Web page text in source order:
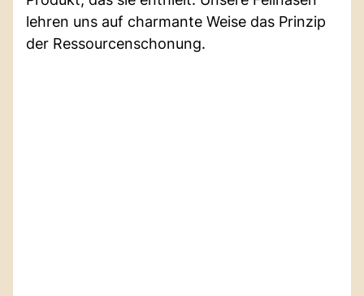
lehren uns auf charmante Weise das Prinzip
der Ressourcenschonung.